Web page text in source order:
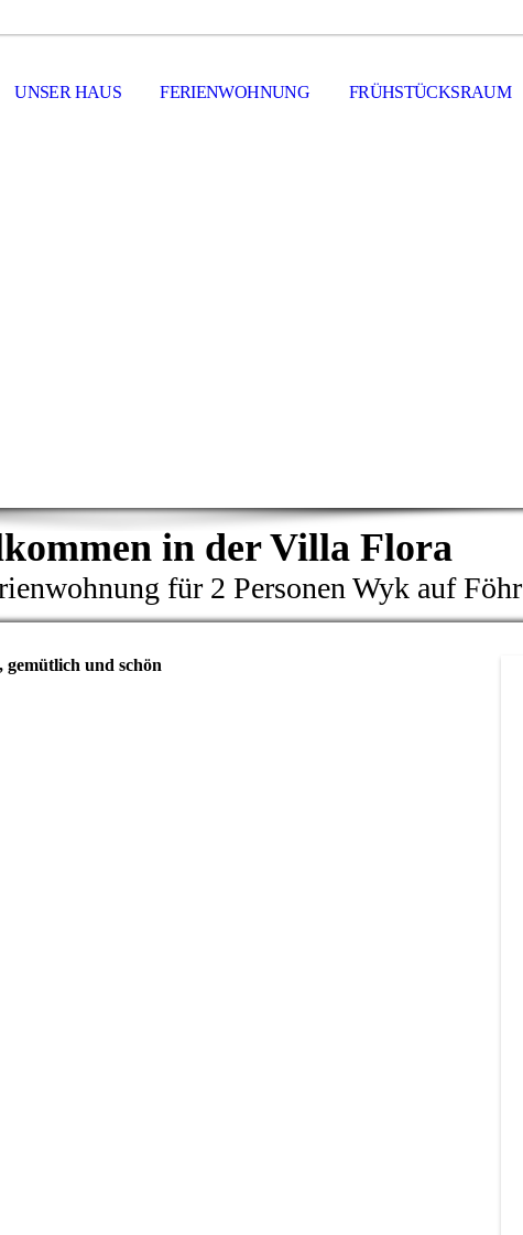
UNSER HAUS FERIENWOHNUNG FRÜHSTÜCKSRAUM
in der Villa Flora
für 2 Personen Wyk auf Föhr
und schön